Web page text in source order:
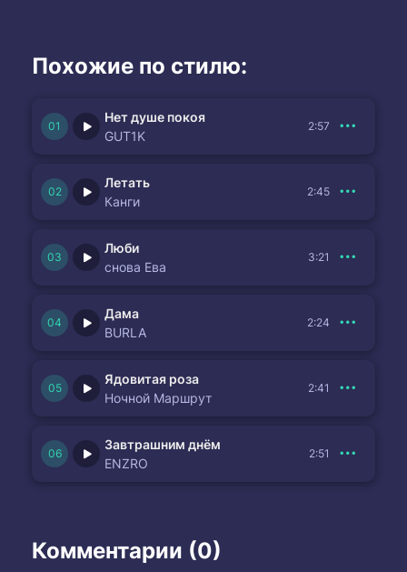
Похожие по стилю:
Нет душе покоя
GUT1K
2:57
Летать
Канги
2:45
Люби
снова Ева
3:21
Дама
BURLA
2:24
Ядовитая роза
Ночной Маршрут
2:41
Завтрашним днём
ENZRO
2:51
Комментарии (0)